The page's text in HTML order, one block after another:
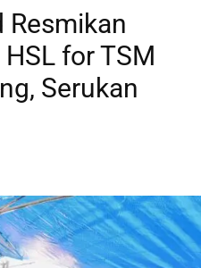
Resmikan
for TSM
Serukan